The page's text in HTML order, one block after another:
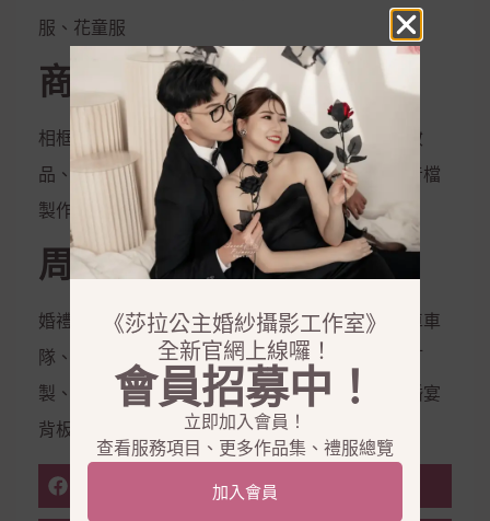
服、花童服
商品銷售
相框、相本、雜誌本、喜帖、定妝液、控油保濕妝
品、隱形內衣、新娘捧花、拍照鮮花束，電子影音檔
製作
周邊合作
婚禮企劃、婚禮主持、會場佈置、婚禮樂團、禮車車
隊、西服訂製、金飾銀飾租借、鑽戒訂製、婚鞋訂
製、美甲、美睫、霧眉、拍攝道具、婚禮道具、婚宴
背板、婚宴會館
《莎拉公主婚紗攝影工作室》
全新官網上線囉！
會員招募中！
立即加入會員！
查看服務項目、更多作品集、禮服總覽
加入會員